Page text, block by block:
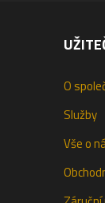
O
Služby
Vše o